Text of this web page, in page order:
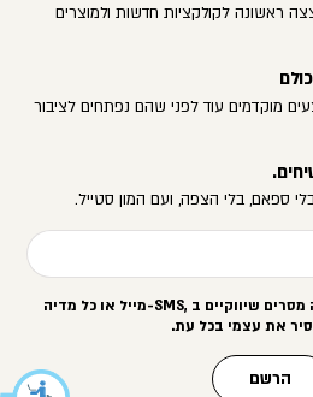
ראשונה לקולקציות חדשות ולמוצרים
מוקדמים עוד לפני שהם נפתחים לציבור
ספאם, בלי הצפה, ועם המון סטייל.
שיווקיים ב -SMS,מייל או כל מדיה
את עצמי בכל עת.
הרשם